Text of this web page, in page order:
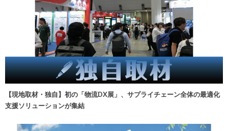
【現地取材・独自】初の「物流DX展」、サプライチェーン全体の最適化
支援ソリューションが集結